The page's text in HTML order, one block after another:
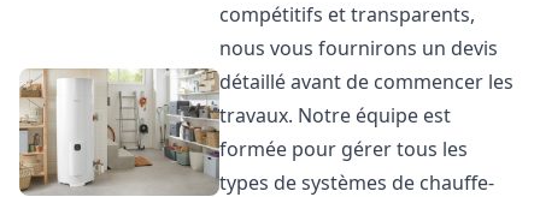
compétitifs et transparents,
nous vous fournirons un devis
détaillé avant de commencer les
travaux. Notre équipe est
formée pour gérer tous les
types de systèmes de chauffe-